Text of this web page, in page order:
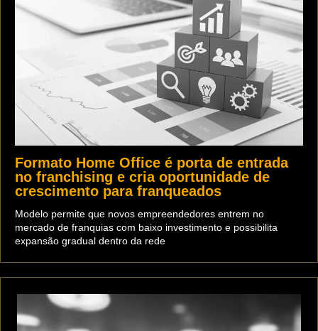
Formato Home Office é porta de entrada
no franchising e cria oportunidade de
crescimento para franqueados
Modelo permite que novos empreendedores entrem no
mercado de franquias com baixo investimento e possibilita
expansão gradual dentro da rede